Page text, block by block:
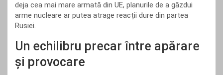
deja cea mai mare armată din UE, planurile de a găzdui
arme nucleare ar putea atrage reacții dure din partea
Rusiei.
Un echilibru precar între apărare
și provocare